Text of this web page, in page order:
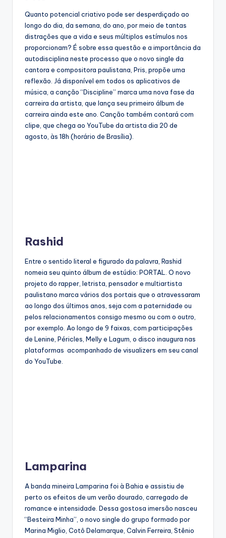
Quanto potencial criativo pode ser desperdiçado ao
longo do dia, da semana, do ano, por meio de tantas
distrações que a vida e seus múltiplos estímulos nos
proporcionam? É sobre essa questão e a importância da
autodisciplina neste processo que o novo single da
cantora e compositora paulistana, Pris, propõe uma
reflexão. Já disponível em todos os aplicativos de
música, a canção “Discipline” marca uma nova fase da
carreira da artista, que lança seu primeiro álbum de
carreira ainda este ano. Canção também contará com
clipe, que chega ao YouTube da artista dia 20 de
agosto, às 18h (horário de Brasília).
Rashid
Entre o sentido literal e figurado da palavra, Rashid
nomeia seu quinto álbum de estúdio: PORTAL. O novo
projeto do rapper, letrista, pensador e multiartista
paulistano marca vários dos portais que o atravessaram
ao longo dos últimos anos, seja com a paternidade ou
pelos relacionamentos consigo mesmo ou com o outro,
por exemplo. Ao longo de 9 faixas, com participações
de Lenine, Péricles, Melly e Lagum, o disco inaugura nas
plataformas acompanhado de visualizers em seu canal
do YouTube.
Lamparina
A banda mineira Lamparina foi à Bahia e assistiu de
perto os efeitos de um verão dourado, carregado de
romance e intensidade. Dessa gostosa imersão nasceu
“Besteira Minha”, o novo single do grupo formado por
Marina Miglio, Cotô Delamarque, Calvin Ferreira, Stênio